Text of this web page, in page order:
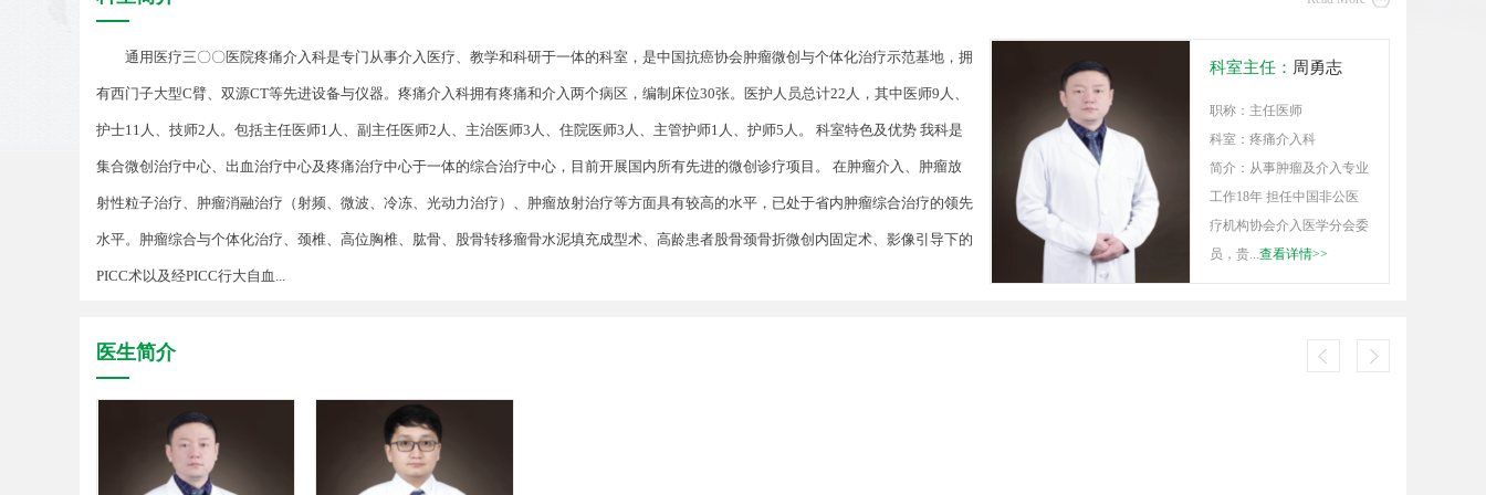
通用医疗三〇〇医院疼痛介入科是专门从事介入医疗、教学和科研于一体的科室，是中国抗癌协会肿瘤微创与个体化治疗示范基地，拥
有西门子大型C臂、双源CT等先进设备与仪器。疼痛介入科拥有疼痛和介入两个病区，编制床位30张。医护人员总计22人，其中医师9人、
护士11人、技师2人。包括主任医师1人、副主任医师2人、主治医师3人、住院医师3人、主管护师1人、护师5人。 科室特色及优势 我科是
集合微创治疗中心、出血治疗中心及疼痛治疗中心于一体的综合治疗中心，目前开展国内所有先进的微创诊疗项目。 在肿瘤介入、肿瘤放
射性粒子治疗、肿瘤消融治疗（射频、微波、冷冻、光动力治疗）、肿瘤放射治疗等方面具有较高的水平，已处于省内肿瘤综合治疗的领先
水平。肿瘤综合与个体化治疗、颈椎、高位胸椎、肱骨、股骨转移瘤骨水泥填充成型术、高龄患者股骨颈骨折微创内固定术、影像引导下的
PICC术以及经PICC行大自血...
科室主任： 周勇志
职称：主任医师
科室：疼痛介入科
简介：从事肿瘤及介入专业
工作18年 担任中国非公医
疗机构协会介入医学分会委
员，贵...查看详情>>
医生简介